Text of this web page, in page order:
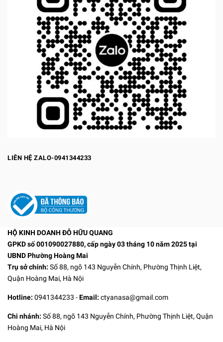
LIÊN HỆ ZALO-0941344233
HỘ KINH DOANH ĐỖ HỮU QUANG
GPKD số 001090027880, cấp ngày 03 tháng 10 năm 2025 tại
UBND Phường Hoàng Mai
Trụ sở chính: Số 88, ngõ 143 Nguyễn Chính, Phường Thịnh Liệt,
Quận Hoàng Mai, Hà Nội
Hotline: 0941344233 -Email: ctyanasa@gmail.com
Chi nhánh: Số 88, ngõ 143 Nguyễn Chính, Phường Thịnh Liệt, Quận
Hoàng Mai, Hà Nội